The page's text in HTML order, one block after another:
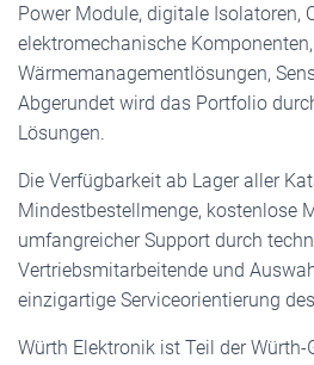
Power Module, digitale Isolatoren,
elektromechanische Komponenten,
Wärmemanagementlösungen,
Abgerundet wird das Portfolio
Lösungen.
Die Verfügbarkeit ab Lager aller
Mindestbestellmenge, kostenlose
umfangreicher Support durch
Vertriebsmitarbeitende und
einzigartige Serviceorientierung
Würth Elektronik ist Teil der Würth-